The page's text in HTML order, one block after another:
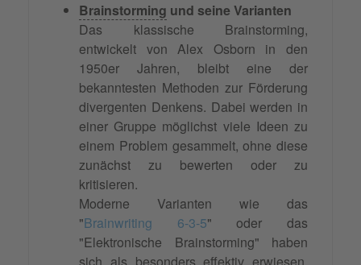
Brainstorming und seine Varianten
Das klassische Brainstorming,
entwickelt von Alex Osborn in den
1950er Jahren, bleibt eine der
bekanntesten Methoden zur Förderung
divergenten Denkens. Dabei werden in
einer Gruppe möglichst viele Ideen zu
einem Problem gesammelt, ohne diese
zunächst zu bewerten oder zu
kritisieren.
Moderne Varianten wie das
"Brainwriting 6-3-5" oder das
"Elektronische Brainstorming" haben